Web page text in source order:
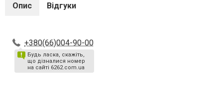
Опис Відгуки
+380(66)004-90-00
Будь ласка, скажіть,
що дізналися номер
на сайті 6262.com.ua